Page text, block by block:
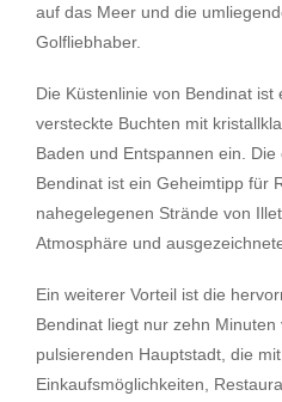
auf das Meer und die
Golfliebhaber.
Die Küstenlinie von Bendinat ist
versteckte Buchten mit
Baden und Entspannen ein.
Bendinat ist ein Geheimtipp für
nahegelegenen Strände von
Atmosphäre und
Ein weiterer Vorteil ist die
Bendinat liegt nur zehn
pulsierenden Hauptstadt, die
Einkaufsmöglichkeiten,